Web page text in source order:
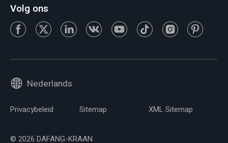
Volg ons
Nederlands
Privacybeleid Sitemap XML Sitemap
© 2026 DAFANG-KRAAN